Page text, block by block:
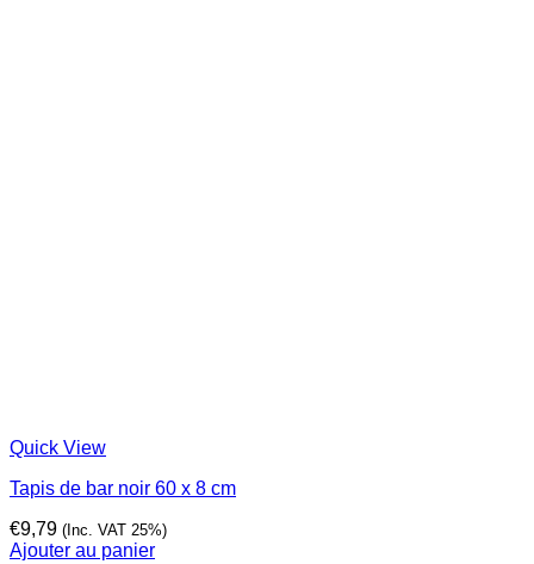
Quick View
Tapis de bar noir 60 x 8 cm
€9,79 (Inc. VAT 25%)
Ajouter au panier